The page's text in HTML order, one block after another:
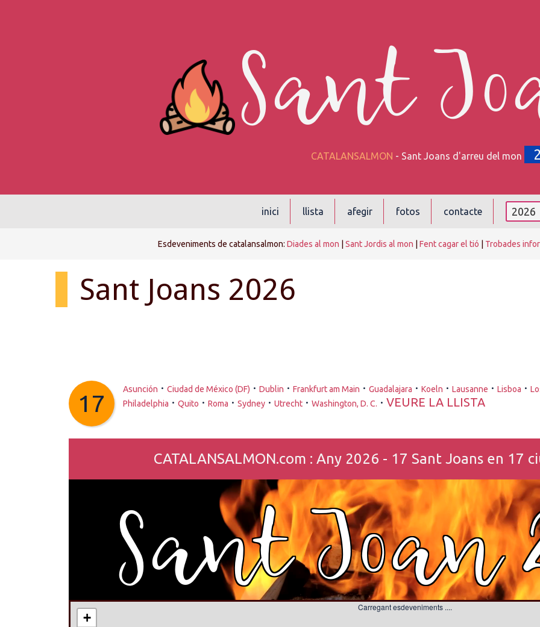
Sant
CATALANSALMON - Sant Joans d'arreu del mon
inici llista afegir fotos contacte
Esdeveniments de catalansalmon: Diades al mon Sant Jordis al mon Fent cagar el tió Trobades
Sant Joans 2026
17
Asunción · Ciudad de México (DF) · Dublin · Frankfurt am Main · Guadalajara · Koeln · Lausanne · Lisboa ·
Philadelphia · Quito · Roma · Sydney · Utrecht · Washington, D. C. · VEURE LA LLISTA
CATALANSALMON.com : Any 2026 - 17 Sant Joans en 17
Sant Joan
Carregant esdeveniments ....
+